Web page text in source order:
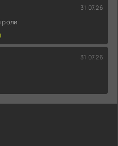
31.07.26
роли
31.07.26